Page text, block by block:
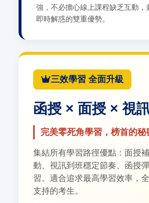
強，不必擔心線上課程缺乏互動，
即時解惑的雙重優勢。
三效學習 全面升級
函授 × 面授 × 視
完美零死角學習，榜首的秘
集結所有學習路徑優點：面授
動、視訊到班穩定節奏、函授
習。適合追求最高學習效率，
支持的考生。